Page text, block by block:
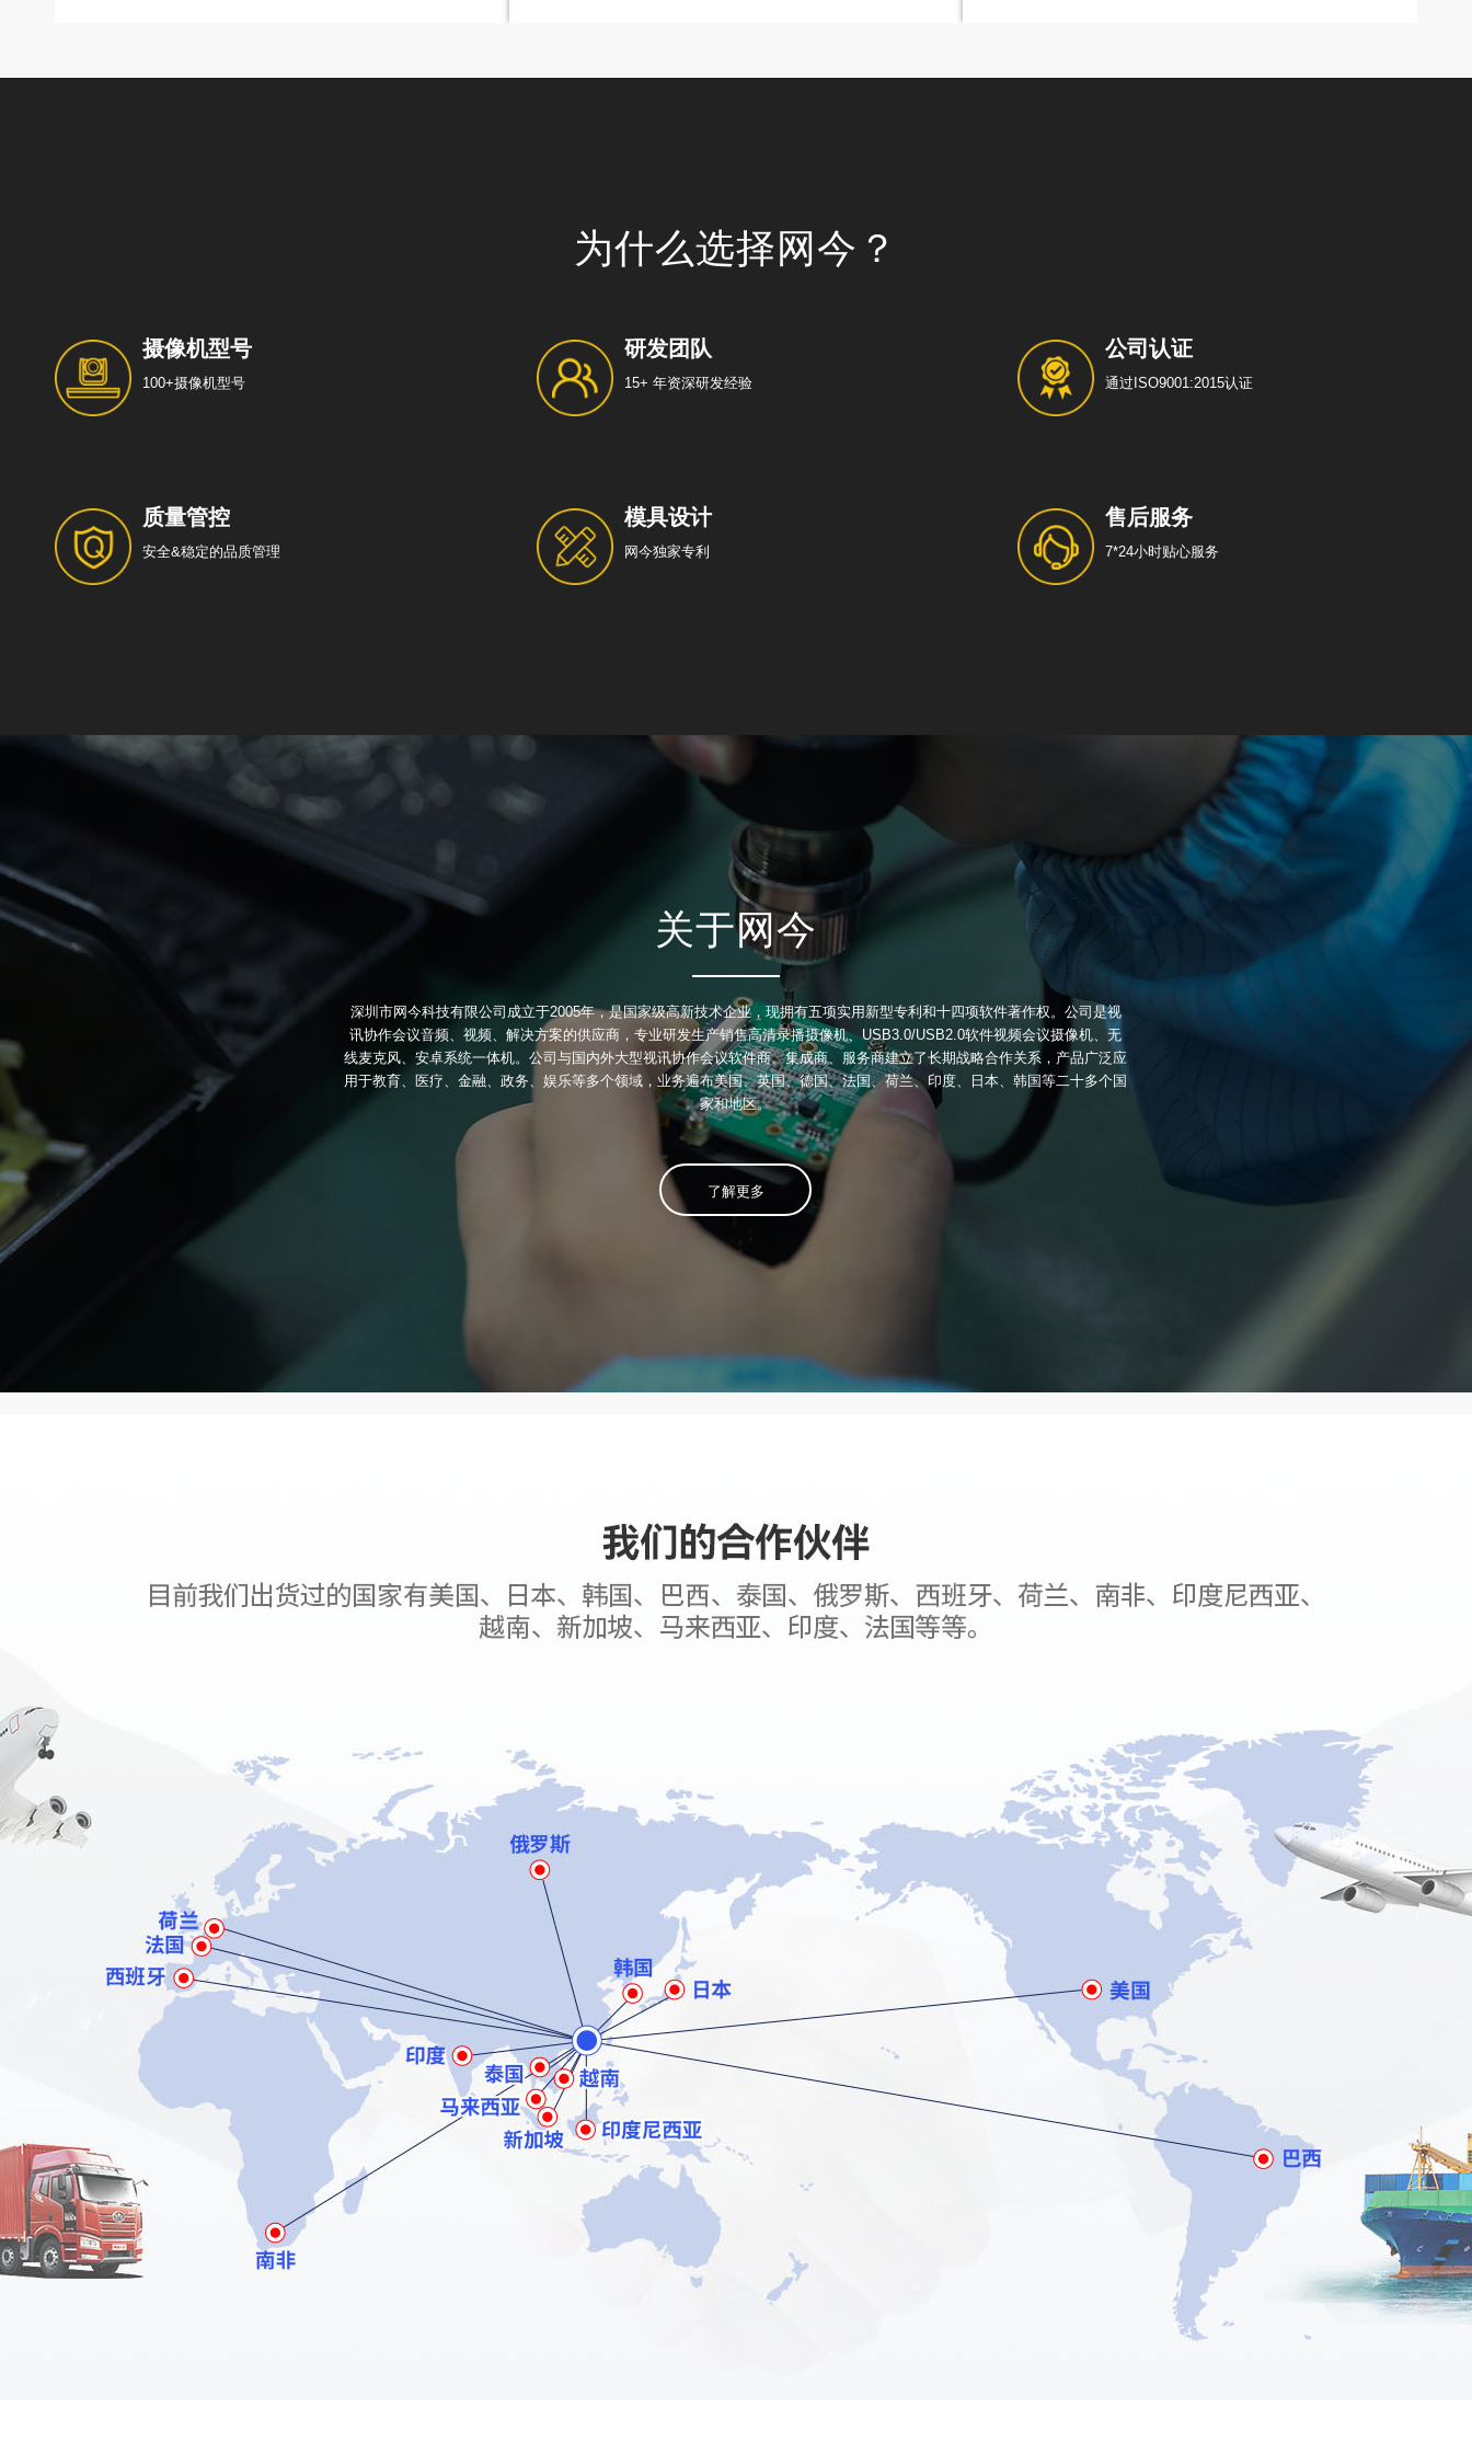
为什么选择网今？
摄像机型号
100+摄像机型号
研发团队
15+ 年资深研发经验
公司认证
通过ISO9001:2015认证
质量管控
安全&稳定的品质管理
模具设计
网今独家专利
售后服务
7*24小时贴心服务
关于网今
深圳市网今科技有限公司成立于2005年，是国家级高新技术企业，现拥有五项实用新型专利和十四项软件著作权。公司是视
讯协作会议音频、视频、解决方案的供应商，专业研发生产销售高清录播摄像机、USB3.0/USB2.0软件视频会议摄像机、无
线麦克风、安卓系统一体机。公司与国内外大型视讯协作会议软件商、集成商、服务商建立了长期战略合作关系，产品广泛应
用于教育、医疗、金融、政务、娱乐等多个领域，业务遍布美国、英国、德国、法国、荷兰、印度、日本、韩国等二十多个国
家和地区。
了解更多